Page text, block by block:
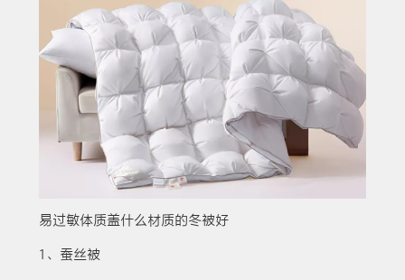
易过敏体质盖什么材质的冬被好
1、蚕丝被